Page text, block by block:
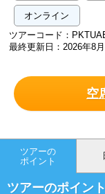
オンライン
ツアーコード：
最終更新日：2026年8
空
ツアーの
ポイント
ツアーのポイント